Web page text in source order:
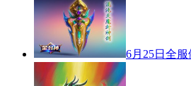
6月25日全